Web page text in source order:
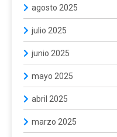
agosto 2025
julio 2025
junio 2025
mayo 2025
abril 2025
marzo 2025